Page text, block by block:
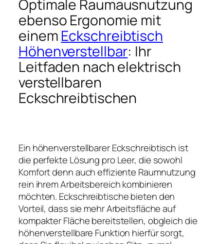
Optimale Raumausnutzung
ebenso Ergonomie mit
einem Eckschreibtisch
Höhenverstellbar: Ihr
Leitfaden nach elektrisch
verstellbaren
Eckschreibtischen
Ein höhenverstellbarer Eckschreibtisch ist
die perfekte Lösung pro Leer, die sowohl
Komfort denn auch effiziente Raumnutzung
rein ihrem Arbeitsbereich kombinieren
möchten. Eckschreibtische bieten den
Vorteil, dass sie mehr Arbeitsfläche auf
kompakter Fläche bereitstellen, obgleich die
höhenverstellbare Funktion hierfür sorgt,